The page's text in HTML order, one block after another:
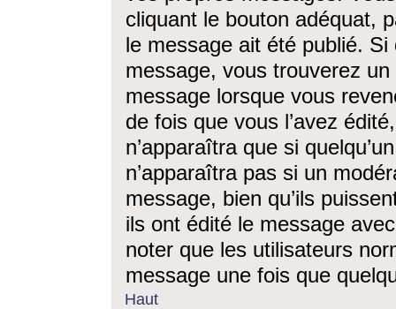
cliquant le bouton adéquat,
le message ait été publié. Si
message, vous trouverez
message lorsque vous
de fois que vous l’avez
n’apparaîtra que si
n’apparaîtra pas si un
message, bien qu’ils
ils ont édité le message
noter que les utilisateurs
message une fois que
Haut